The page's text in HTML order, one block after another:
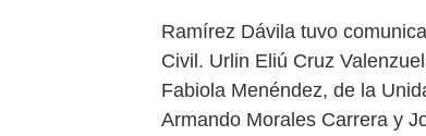
Ramírez Dávila tuvo
Civil. Urlin Eliú Cruz
Fabiola Menéndez, de la
Armando Morales Carrera y